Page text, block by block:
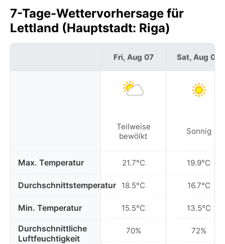
7-Tage-Wettervorhersage für
Lettland (Hauptstadt: Riga)
Max. Temperatur
Durchschnittstemperatur
Min. Temperatur
Durchschnittliche
Luftfeuchtigkeit
Fri, Aug 07
Teilweise
bewölkt
21.7°C
18.5°C
15.5°C
70%
Sat, Aug 08
Sonnig
19.9°C
16.7°C
13.5°C
72%